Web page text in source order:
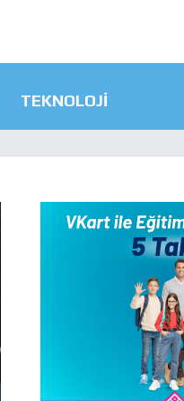
TEKNOLOJI